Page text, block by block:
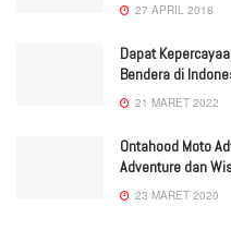
27 APRIL 2018
Dapat
Bendera di
21 MARET 2022
Ontahood Moto
Adventure dan
23 MARET 2020